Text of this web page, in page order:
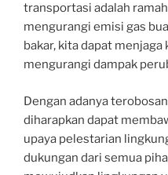
transportasi adalah
mengurangi emisi gas
bakar, kita dapat menjaga
mengurangi dampak
Dengan adanya
diharapkan dapat
upaya pelestarian
dukungan dari semua